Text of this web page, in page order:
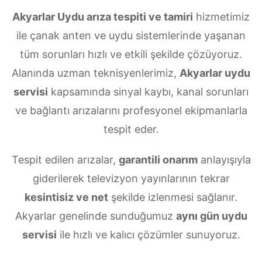
Akyarlar Uydu arıza tespiti ve tamiri hizmetimiz
ile çanak anten ve uydu sistemlerinde yaşanan
tüm sorunları hızlı ve etkili şekilde çözüyoruz.
Alanında uzman teknisyenlerimiz, Akyarlar uydu
servisi kapsamında sinyal kaybı, kanal sorunları
ve bağlantı arızalarını profesyonel ekipmanlarla
tespit eder.
Tespit edilen arızalar, garantili onarımanlayışıyla
giderilerek televizyon yayınlarının tekrar
kesintisiz ve net şekilde izlenmesi sağlanır.
Akyarlar genelinde sunduğumuz aynı gün uydu
servisi ile hızlı ve kalıcı çözümler sunuyoruz.